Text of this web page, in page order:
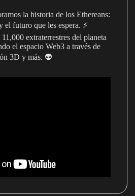
la historia de los Ethereans:
futuro que les espera. ⚡️
extraterrestres del planeta
el espacio Web3 a través de
3D y más. 👽